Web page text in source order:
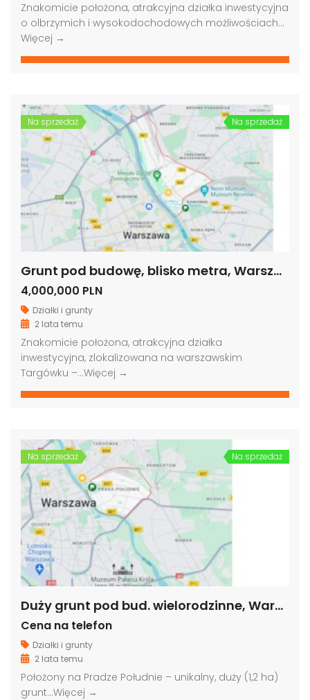
Znakomicie położona, atrakcyjna działka inwestycyjna
o olbrzymich i wysokodochodowych możliwościach…
Więcej →
Na sprzedaż Na sprzedaż
Grunt pod budowę, blisko metra, Warszawa
4,000,000 PLN
Działki i grunty
2 lata temu
Znakomicie położona, atrakcyjna działka
inwestycyjna, zlokalizowana na warszawskim
Targówku –…Więcej →
Na sprzedaż Na sprzedaż
Duży grunt pod bud. wielorodzinne, Warszawa Praga Południe
Cena na telefon
Działki i grunty
2 lata temu
Położony na Pradze Południe – unikalny, duży (1,2 ha)
grunt…Więcej →